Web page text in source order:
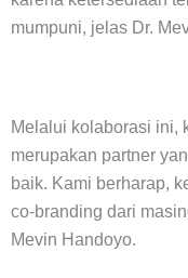
mumpuni, jelas Dr.
Melalui kolaborasi ini,
merupakan partner
baik. Kami berharap,
co-branding dari
Mevin Handoyo.